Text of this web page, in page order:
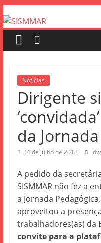
Notícias
Dirigente
da
24 de julho de 2012
A pedido da
SISMMAR não fez a
a Jornada
aproveitou a
trabalhadores(as) da
convite para a